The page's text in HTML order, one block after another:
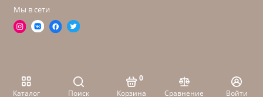
Каталог Поиск Корзина
0
Сравнение
Войти
Мы в сети